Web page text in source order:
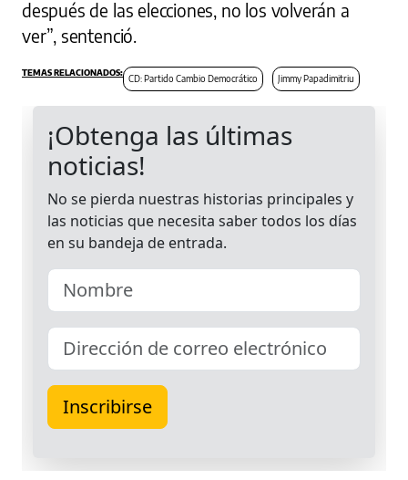
después de las elecciones, no los volverán a
ver”, sentenció.
CD: Partido Cambio Democrático Jimmy Papadimitriu